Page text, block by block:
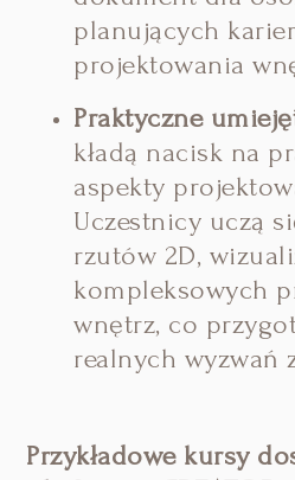
planujących
projektowania
Praktyczne
kładą nacisk na
aspekty
Uczestnicy uczą
rzutów 2D,
kompleksowych
wnętrz, co
realnych wyzwań
Przykładowe kursy